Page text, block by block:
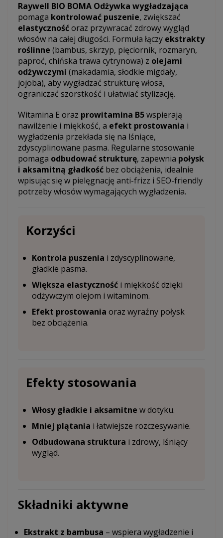
Raywell BIO BOMA Odżywka wygładzająca
pomaga kontrolować puszenie, zwiększać
elastycznośćoraz przywracać zdrowy wygląd
włosów na całej długości. Formuła łączy ekstrakty
roślinne (bambus, skrzyp, pięciornik, rozmaryn,
paproć, chińska trawa cytrynowa) z olejami
odżywczymi (makadamia, słodkie migdały,
jojoba), aby wygładzać strukturę włosa,
ograniczać szorstkość i ułatwiać stylizację.
Witamina E oraz prowitamina B5wspierają
nawilżenie i miękkość, a efekt prostowania i
wygładzenia przekłada się na lśniące,
zdyscyplinowane pasma. Regularne stosowanie
pomaga odbudować strukturę, zapewnia połysk
i aksamitną gładkość bez obciążenia, idealnie
wpisując się w pielęgnację anti-frizz i SEO-friendly
potrzeby włosów wymagających wygładzenia.
Korzyści
Kontrola puszenia i zdyscyplinowane,
gładkie pasma.
Większa elastyczność i miękkość dzięki
odżywczym olejom i witaminom.
Efekt prostowania oraz wyraźny połysk
bez obciążenia.
Efekty stosowania
Włosy gładkie i aksamitne w dotyku.
Mniej plątania i łatwiejsze rozczesywanie.
Odbudowana struktura i zdrowy, lśniący
wygląd.
Składniki aktywne
Ekstrakt z bambusa – wspiera wygładzenie i